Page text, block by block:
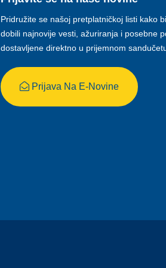
Pridružite se našoj pretplatničkoj listi kako
dobili najnovije vesti, ažuriranja i posebne
dostavljene direktno u prijemnom
Prijava Na E-Novine